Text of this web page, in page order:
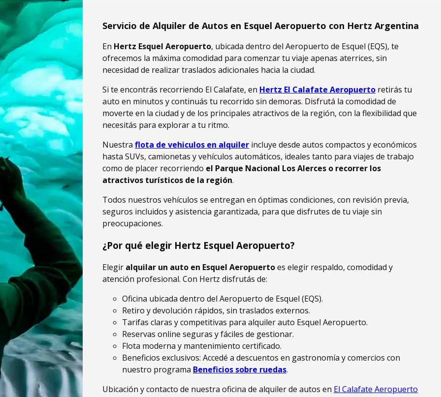
Servicio de Alquiler de Autos en Esquel Aeropuerto con Hertz Argentina
En Hertz Esquel Aeropuerto, ubicada dentro del Aeropuerto de Esquel (EQS), te
ofrecemos la máxima comodidad para comenzar tu viaje apenas aterrices, sin
necesidad de realizar traslados adicionales hacia la ciudad.
Si te encontrás recorriendo El Calafate, en Hertz El Calafate Aeropuerto retirás tu
auto en minutos y continuás tu recorrido sin demoras. Disfrutá la comodidad de
moverte en la ciudad y de los principales atractivos de la región, con la flexibilidad que
necesitás para explorar a tu ritmo.
Nuestra flota de vehiculos en alquiler incluye desde autos compactos y económicos
hasta SUVs, camionetas y vehículos automáticos, ideales tanto para viajes de trabajo
como de placer recorriendo el Parque Nacional Los Alerces o recorrer los
atractivos turísticos de la región.
Todos nuestros vehículos se entregan en óptimas condiciones, con revisión previa,
seguros incluidos y asistencia garantizada, para que disfrutes de tu viaje sin
preocupaciones.
¿Por qué elegir Hertz Esquel Aeropuerto?
Elegir alquilar un auto en Esquel Aeropuertoes elegir respaldo, comodidad y
atención profesional. Con Hertz disfrutás de:
Oficina ubicada dentro del Aeropuerto de Esquel (EQS).
Retiro y devolución rápidos, sin traslados externos.
Tarifas claras y competitivas para alquiler auto Esquel Aeropuerto.
Reservas online seguras y fáciles de gestionar.
Flota moderna y mantenimiento certificado.
Beneficios exclusivos: Accedé a descuentos en gastronomía y comercios con
nuestro programa Beneficios sobre ruedas.
Ubicación y contacto de nuestra oficina de alquiler de autos en El Calafate Aeropuerto